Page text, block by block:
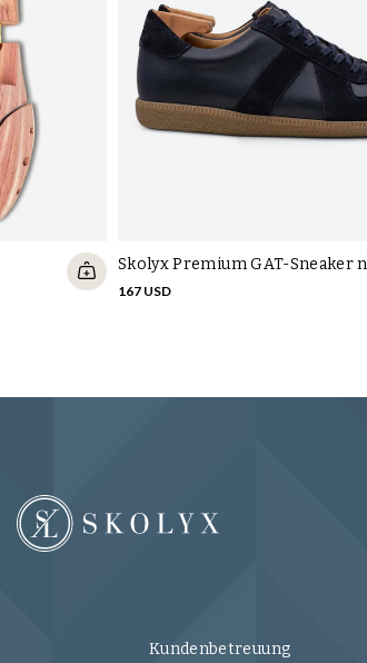
Skolyx Premium GAT-Sneaker
167 USD
Kundenbetreuung